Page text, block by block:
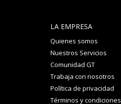
LA EMPRESA
Quienes somos
Nuestros Servicios
Comunidad GT
Trabaja con nosotros
Política de privacidad
Términos y condiciones